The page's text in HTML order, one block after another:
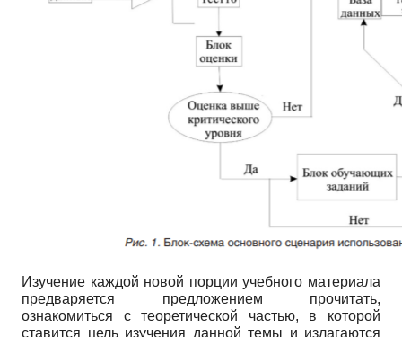
Изучение каждой новой порции учебного материала
предваряется предложением прочитать,
ознакомиться с теоретической частью, в которой
ставится цель изучения данной темы и излагаются